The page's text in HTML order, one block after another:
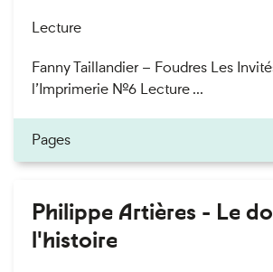
Lecture
Fanny Taillandier – Foudres Les
l’Imprimerie n°6 Lecture ...
Pages
Philippe Artières - Le
l'histoire